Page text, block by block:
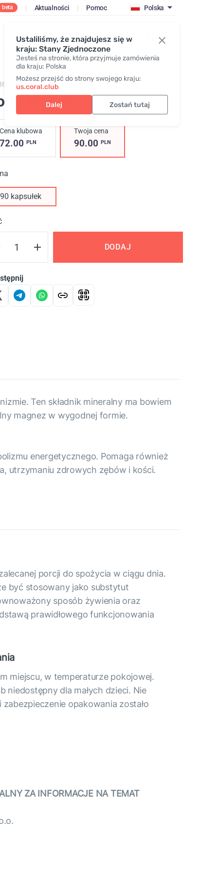
Ustaliliśmy, że znajdujesz się w
kraju: Stany Zjednoczone
Jesteś na stronie, która przyjmuje zamówienia
dla kraju: Polska
Możesz przejść do strony swojego kraju:
us.coral.club
Dalej Zostań tutaj
beta | Aktualności | Pomoc Polska
Zaloguj się / Zarejestruj
Coral Magnesium
Magnesium
Cena klubowa
72.00 PLN
Twoja cena
90.00 PLN
90 kapsułek
DODAJ
Ten składnik mineralny ma bowiem
magnez w wygodnej formie.
energetycznego. Pomaga również
utrzymaniu zdrowych zębów i kości.
porcji do spożycia w ciągu dnia.
być stosowany jako substytut
sposób żywienia oraz
prawidłowego funkcjonowania
miejscu, w temperaturze pokojowej.
niedostępny dla małych dzieci. Nie
opakowania zostało
ZA INFORMACJE NA TEMAT